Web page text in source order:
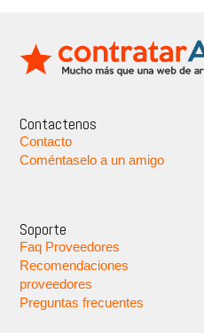
Contactenos
Contacto
Coméntaselo a un amigo
Soporte
Faq Proveedores
Recomendaciones
proveedores
Preguntas frecuentes